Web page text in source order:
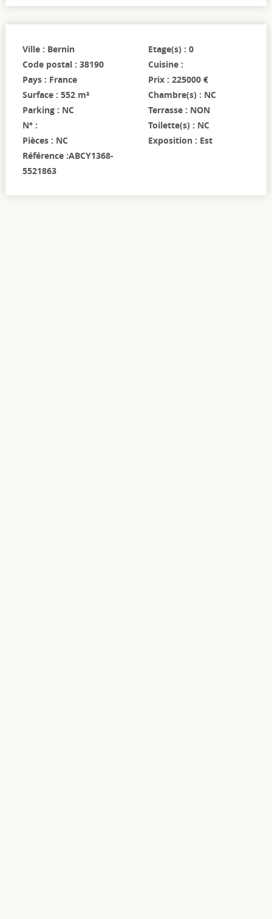
Ville : Bernin
Code postal : 38190
Pays : France
Surface : 552 m²
Parking : NC
N° :
Pièces : NC
Référence :ABCY1368-
5521863
Etage(s) : 0
Cuisine :
Prix : 225000 €
Chambre(s) : NC
Terrasse : NON
Toilette(s) : NC
Exposition : Est